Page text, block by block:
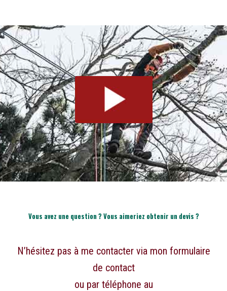
Vous avez une question ? Vous aimeriez obtenir un devis ?
N’hésitez pas à me contacter via mon formulaire
de contact
ou par téléphone au